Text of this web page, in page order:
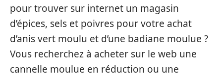
pour trouver sur internet un magasin
d’épices, sels et poivres pour votre achat
d’anis vert moulu et d’une badiane moulue ?
Vous recherchez à acheter sur le web une
cannelle moulue en réduction ou une